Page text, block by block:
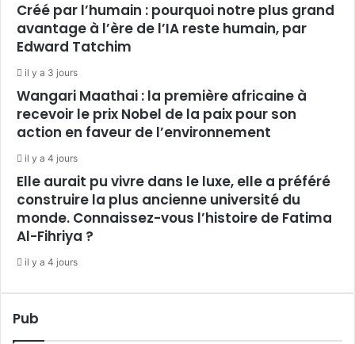
Créé par l’humain : pourquoi notre plus grand
avantage à l’ère de l’IA reste humain, par
Edward Tatchim
il y a 3 jours
Wangari Maathai : la première africaine à
recevoir le prix Nobel de la paix pour son
action en faveur de l’environnement
il y a 4 jours
Elle aurait pu vivre dans le luxe, elle a préféré
construire la plus ancienne université du
monde. Connaissez-vous l’histoire de Fatima
Al-Fihriya ?
il y a 4 jours
Pub